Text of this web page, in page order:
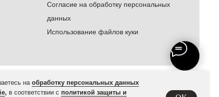
на обработку персональных данных
, в соответствии с политикой защиты и
Согласие на обработку персональных
данных
Использование файлов куки
Разработка сайта